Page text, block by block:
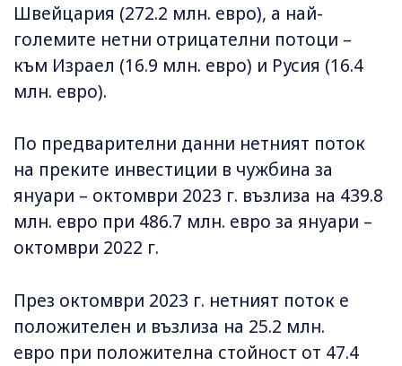
Швейцария (272.2 млн. евро), а най-
големите нетни отрицателни потоци –
към Израел (16.9 млн. евро) и Русия (16.4
млн. евро).
По предварителни данни нетният поток
на преките инвестиции в чужбина за
януари – октомври 2023 г. възлиза на 439.8
млн. евро при 486.7 млн. евро за януари –
октомври 2022 г.
През октомври 2023 г. нетният поток е
положителен и възлиза на 25.2 млн.
евро при положителна стойност от 47.4